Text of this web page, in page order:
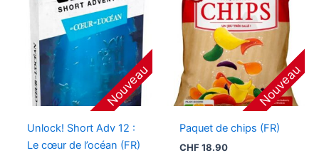
Nouveau
Unlock! Short Adv 12 :
Le cœur de l’océan (FR)
Nouveau
Paquet de chips (FR)
CHF18.90